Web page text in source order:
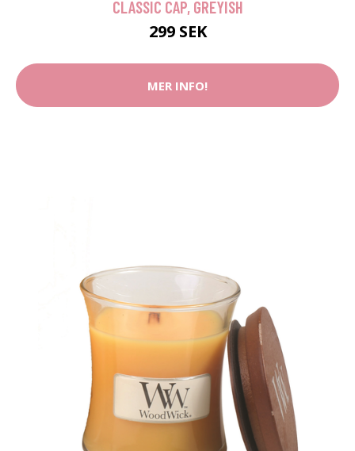
CLASSIC CAP, GREYISH
299 SEK
MER INFO!